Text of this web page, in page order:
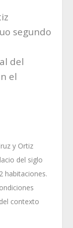
segundo
del
el
y Ortiz
del siglo
habitaciones.
contexto